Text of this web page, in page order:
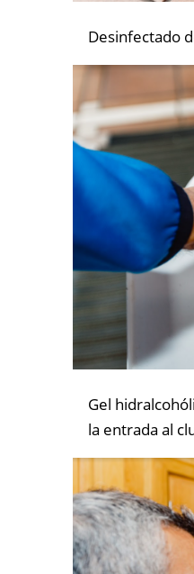
Desinfectado
Gel
la entrada al